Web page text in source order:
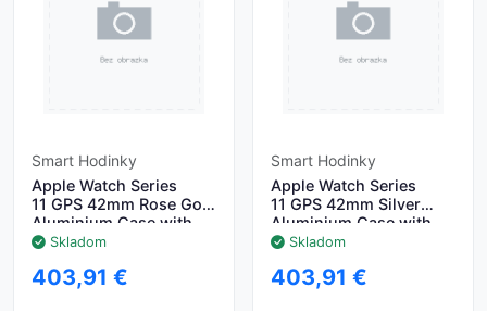
Smart Hodinky
Apple Watch Series
11 GPS 42mm Rose Gold
Aluminium Case with
Light Blush Sport Band -
Skladom
403,91 €
Smart Hodinky
Apple Watch Series
11 GPS 42mm Silver
Aluminium Case with
Purple Fog Sport Band -
Skladom
403,91 €